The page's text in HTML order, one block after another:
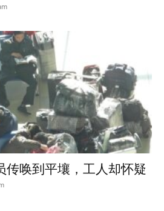
传唤到平壤，工人却怀疑